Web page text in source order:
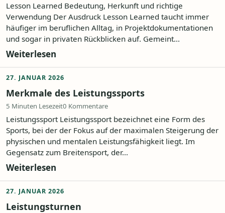
Lesson Learned Bedeutung, Herkunft und richtige
Verwendung Der Ausdruck Lesson Learned taucht immer
häufiger im beruflichen Alltag, in Projektdokumentationen
und sogar in privaten Rückblicken auf. Gemeint...
Weiterlesen
27. JANUAR 2026
Merkmale des Leistungssports
5 Minuten Lesezeit0 Kommentare
Leistungssport Leistungssport bezeichnet eine Form des
Sports, bei der der Fokus auf der maximalen Steigerung der
physischen und mentalen Leistungsfähigkeit liegt. Im
Gegensatz zum Breitensport, der...
Weiterlesen
27. JANUAR 2026
Leistungsturnen